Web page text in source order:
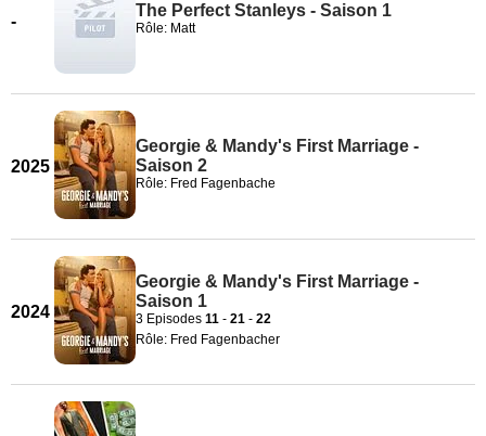
-
The Perfect Stanleys - Saison 1
Rôle: Matt
2025
Georgie & Mandy's First Marriage -
Saison 2
Rôle: Fred Fagenbache
2024
Georgie & Mandy's First Marriage -
Saison 1
3 Episodes 11 - 21 - 22
Rôle: Fred Fagenbacher